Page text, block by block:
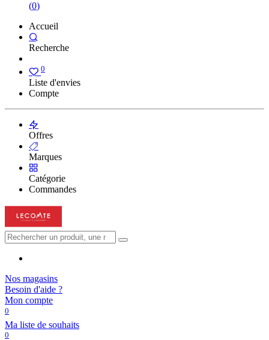
(0)
Accueil
Recherche
0
Liste d'envies
Compte
Offres
Marques
Catégorie
Commandes
Nos magasins
Besoin d'aide ?
Mon compte
0
Ma liste de souhaits
0